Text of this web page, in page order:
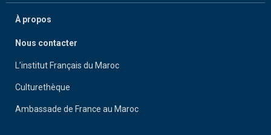
À propos
Nous contacter
L’institut Français du Maroc
Culturethèque
Ambassade de France au Maroc